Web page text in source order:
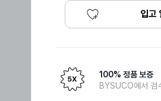
입고
100% 정품 보증
BYSUCO에서 검